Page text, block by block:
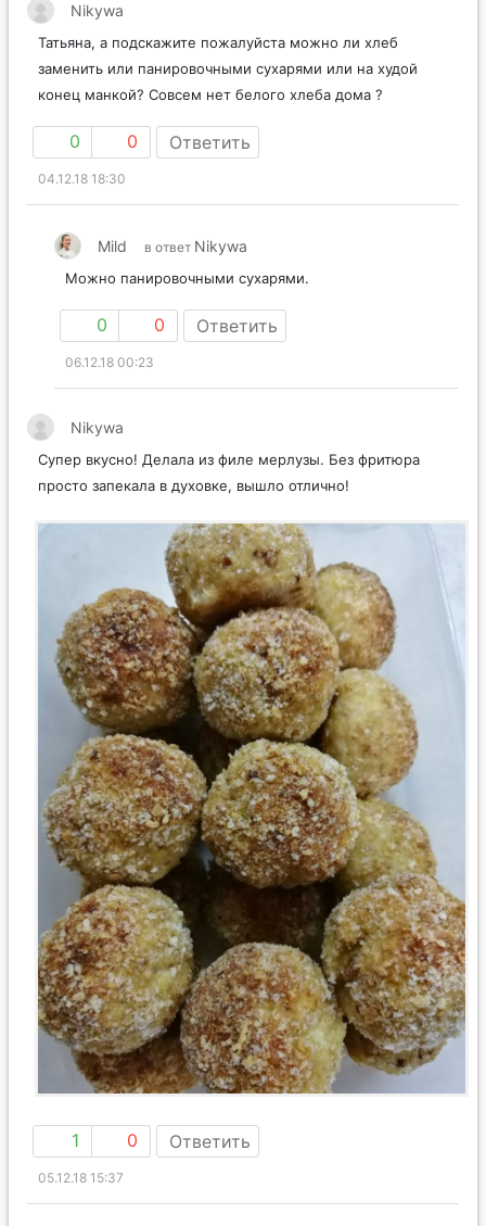
Nikywa
Татьяна, а подскажите пожалуйста можно ли хлеб
заменить или панировочными сухарями или на худой
конец манкой? Совсем нет белого хлеба дома ?
0 0 Ответить
04.12.18 18:30
Mild в ответ Nikywa
Можно панировочными сухарями.
0 0 Ответить
06.12.18 00:23
Nikywa
Супер вкусно! Делала из филе мерлузы. Без фритюра
просто запекала в духовке, вышло отлично!
1 0 Ответить
05.12.18 15:37